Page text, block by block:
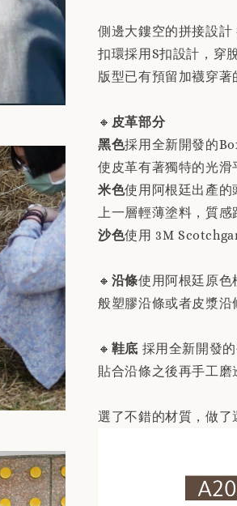
NT$ 230
加入購物
側邊大鏤空的拼接設
扣環採用S扣設計，穿
版型已有預留加襪穿
🔸 皮革部分
黑色採用全新開發的
使皮革有著獨特的光滑
米色使用阿根廷出產的
上一層輕薄塗料，質感
沙色使用 3M
🔸 沿條使用阿根廷原色
般塑膠沿條或者皮漿沿
🔸 鞋底 採用全新開發
貼合沿條之後再手工磨
選了不錯的材質，做